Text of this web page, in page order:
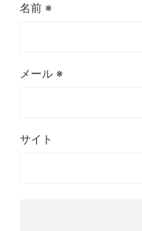
名前 ※
メール ※
サイト